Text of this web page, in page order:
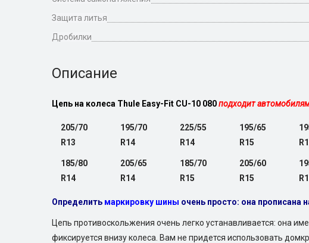
Защита литья
Дробилки
Описание
Цепь на колеса Thule Easy-Fit CU-10 080подходит
205/70
R13
195/70
R14
225/55
R14
195/65
R15
185/80
R14
205/65
R14
185/70
R15
205/60
R15
Определить маркировку шины очень просто: она прописана
Цепь противоскольжения очень легко устанавливается: она
фиксируется внизу колеса. Вам не придется использовать